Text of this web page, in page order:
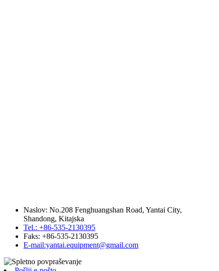
Naslov: No.208 Fenghuangshan Road, Yantai City,
Shandong, Kitajska
Tel.: +86-535-2130395
Faks: +86-535-2130395
E-mail:yantai.equipment@gmail.com